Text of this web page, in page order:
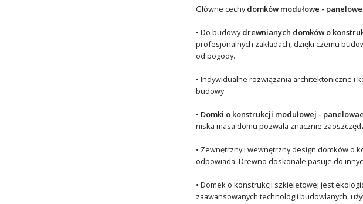
Główne cechydomków modułowe - panelowe
• Do budowydrewnianych domków o
profesjonalnych zakładach, dzięki czemu
od pogody.
• Indywidualne rozwiązania architektoniczne i
budowy.
• Domki o konstrukcji modułowej -
niska masa domu pozwala znacznie
• Zewnętrzny i wewnętrzny design domków o
odpowiada. Drewno doskonale pasuje do
• Domek o konstrukcji szkieletowej jest
zaawansowanych technologii budowlanych,